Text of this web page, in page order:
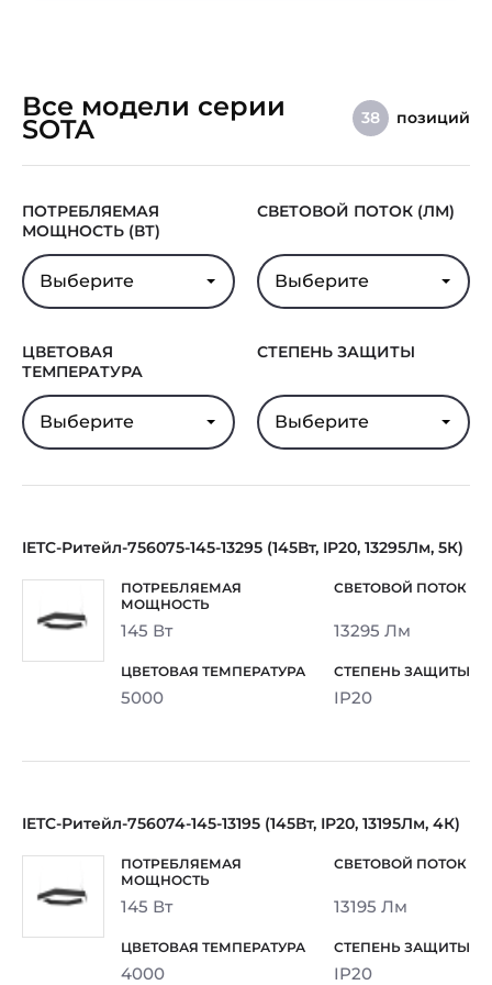
Все модели серии
SOTA 38 позиций
ПОТРЕБЛЯЕМАЯ
МОЩНОСТЬ (ВТ)
Выберите
СВЕТОВОЙ ПОТОК (ЛМ)
Выберите
ЦВЕТОВАЯ
ТЕМПЕРАТУРА
Выберите
СТЕПЕНЬ ЗАЩИТЫ
Выберите
IETC-Ритейл-756075-145-13295 (145Вт, IP20, 13295Лм, 5К)
145 Вт 13295 Лм
5000 IP20
IETC-Ритейл-756074-145-13195 (145Вт, IP20, 13195Лм, 4К)
145 Вт 13195 Лм
4000 IP20